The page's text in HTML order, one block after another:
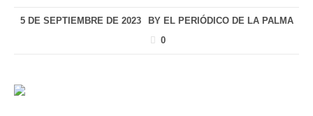
5 DE SEPTIEMBRE DE 2023 BY EL PERIÓDICO DE LA PALMA
0